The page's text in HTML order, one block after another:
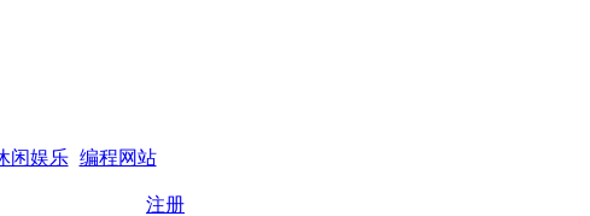
闲娱乐 编程网站
注册